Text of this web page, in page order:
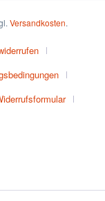
Versandkosten.